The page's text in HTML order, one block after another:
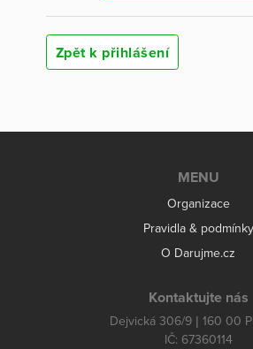
Zpět k přihlášení
MENU
Organizace
Pravidla & podmínky
O Darujme.cz
Kontaktujte nás
Dejvická 306/9 | 160 00
IČ: 67360114